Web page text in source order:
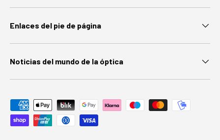
Enlaces del pie de página
Noticias del mundo de la óptica
Métodos de pago aceptados